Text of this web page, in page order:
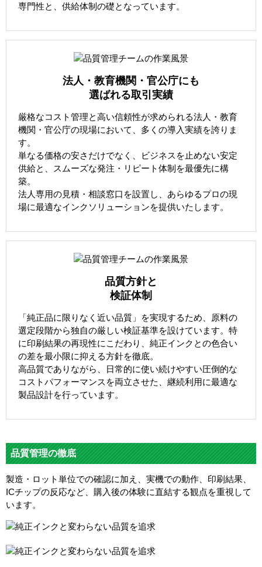
専門性と、供給体制の礎となっています。
法人・教育機関・官公庁にも
選ばれる取引実績
厳格なコスト管理と高い信頼性が求められる法人・教育
機関・官公庁の現場において、多くの導入実績を誇りま
す。
単なる価格の安さだけでなく、ビジネスを止めない安定
供給と、スムーズな発注・リピート体制を最優先に構
築。
法人専用の見積・相談窓口を設置し、あらゆるプロの現
場に最適なインクソリューションを提供いたします。
品質方針と
検証体制
「純正品に限りなく近い品質」を実現するため、原料の
選定段階から独自の厳しい検証基準を設けています。特
に印刷結果の再現性にこだわり、純正インクとの色合い
の差を最小限に抑える方針を徹底。
高品質でありながら、日常的に使い続けやすい圧倒的な
コストパフォーマンスを両立させた、継続利用に最適な
製品設計を行っています。
品質管理の徹底
製造・ロット単位での確認に加え、実機での動作、印刷結果、
ICチップの反応など、購入後の体験に直結する観点を重視して
います。